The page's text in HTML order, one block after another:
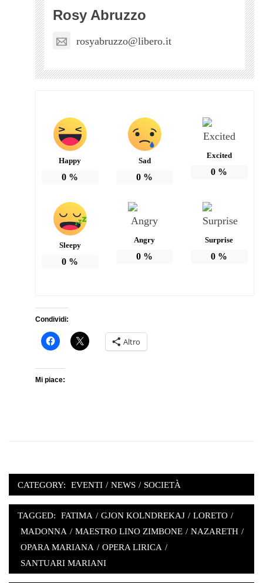
Rosy Abruzzo
rosyabruzzo@libero.it
Happy
0 %
Sad
0 %
Excited
0 %
Sleepy
0 %
Angry
0 %
Surprise
0 %
Condividi:
Altro
Mi piace:
CATEGORY: EVENTI / NEWS / SOCIETÀ
TAGGED: FATIMA / GJON KOLNDREKAJ / LORETO /
MADONNA / MAESTRO LINO ZIMBONE / NAZARETH /
OPARA MARIANA / OPERA LIRICA /
SANTUARI MARIANI